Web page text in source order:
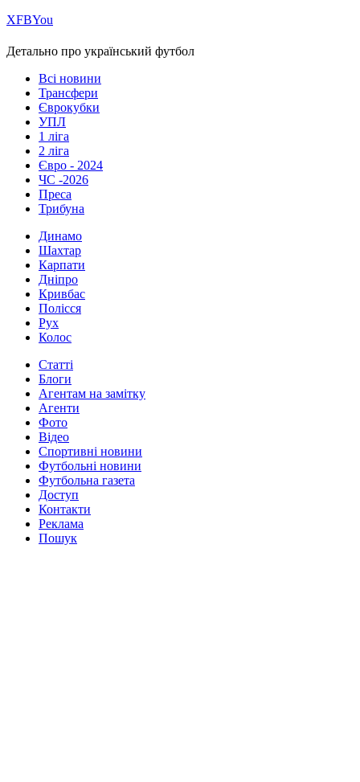
ХFBYou
Детально про український футбол
Всі новини
Трансфери
Єврокубки
УПЛ
1 ліга
2 ліга
Євро - 2024
ЧС -2026
Преса
Трибуна
Динамо
Шахтар
Карпати
Дніпро
Кривбас
Полісся
Рух
Колос
Статті
Блоги
Агентам на замітку
Агенти
Фото
Відео
Спортивні новини
Футбольні новини
Футбольна газета
Доступ
Контакти
Реклама
Пошук